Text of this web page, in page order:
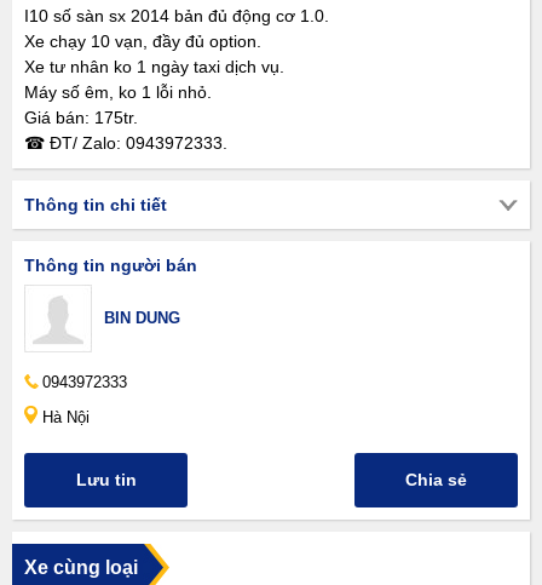
I10 số sàn sx 2014 bản đủ động cơ 1.0.
Xe chạy 10 vạn, đầy đủ option.
Xe tư nhân ko 1 ngày taxi dịch vụ.
Máy số êm, ko 1 lỗi nhỏ.
Giá bán: 175tr.
☎ ĐT/ Zalo: 0943972333.
Thông tin chi tiết
Thông tin người bán
BIN DUNG
0943972333
Hà Nội
Lưu tin Chia sẻ
Xe cùng loại